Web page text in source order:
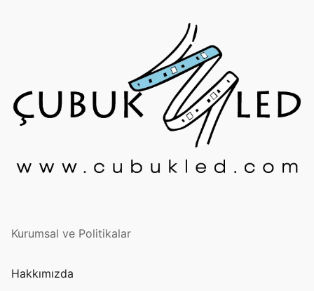
Kurumsal ve Politikalar
Hakkımızda